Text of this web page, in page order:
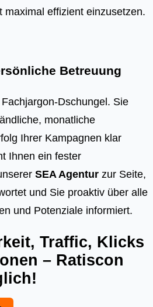
maximal effizient einzusetzen.
Betreuung
Dschungel. Sie
monatliche
Ihrer Kampagnen klar
Ihnen ein fester
SEA Agentur zur Seite,
und Sie proaktiv über alle
und Potenziale informiert.
Traffic, Klicks
– Ratiscon